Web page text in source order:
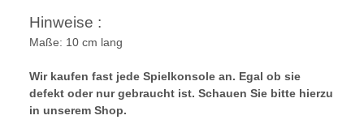
Hinweise :
Maße: 10 cm lang
Wir kaufen fast jede Spielkonsole an. Egal ob sie
defekt oder nur gebraucht ist. Schauen Sie bitte hierzu
in unserem Shop.